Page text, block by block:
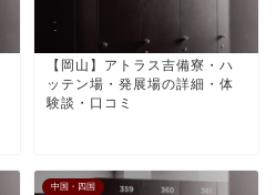
【岡山】アトラス吉備寮・ハ
ッテン場・発展場の詳細・体
験談・口コミ
中国・四国